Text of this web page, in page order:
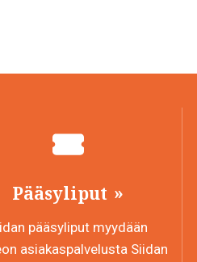
Pääsyliput
pääsyliput myydään
asiakaspalvelusta Siidan